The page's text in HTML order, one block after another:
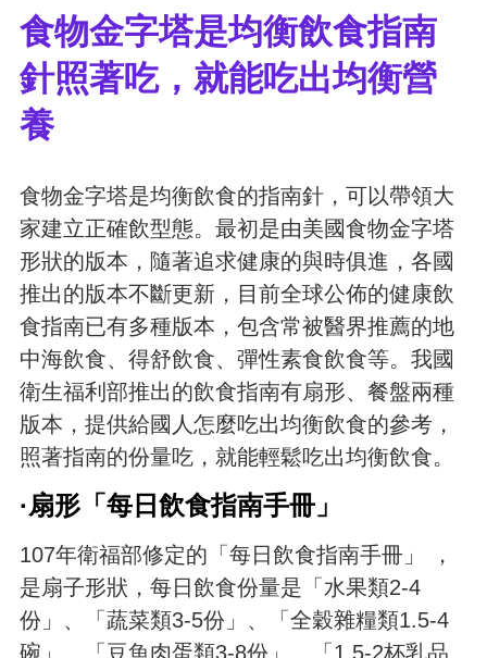
食物金字塔是均衡飲食指南
針照著吃，就能吃出均衡營
養
食物金字塔是均衡飲食的指南針，可以帶領大
家建立正確飲型態。最初是由美國食物金字塔
形狀的版本，隨著追求健康的與時俱進，各國
推出的版本不斷更新，目前全球公佈的健康飲
食指南已有多種版本，包含常被醫界推薦的地
中海飲食、得舒飲食、彈性素食飲食等。我國
衛生福利部推出的飲食指南有扇形、餐盤兩種
版本，提供給國人怎麼吃出均衡飲食的參考，
照著指南的份量吃，就能輕鬆吃出均衡飲食。
·扇形「每日飲食指南手冊」
107年衛福部修定的「每日飲食指南手冊」 ，
是扇子形狀，每日飲食份量是「水果類2-4
份」、「蔬菜類3-5份」、「全穀雜糧類1.5-4
碗」、「豆魚肉蛋類3-8份」、「1.5-2杯乳品